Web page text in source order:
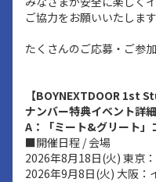
ご協力をお願いいたします
たくさんのご応募・ご参
【BOYNEXTDOOR 1st
ナンバー特典イベント詳細
A：「ミート&グリート」
■開催日程 / 会場
2026年8月18日(火) 東京
2026年9月8日(火) 大阪：